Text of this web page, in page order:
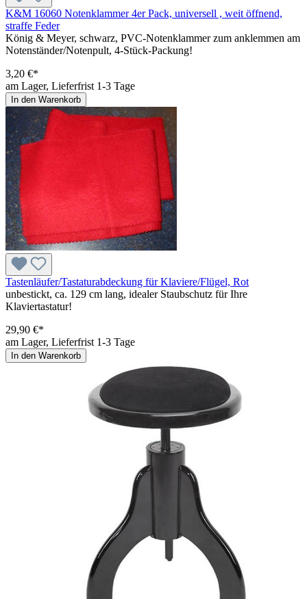
K&M 16060 Notenklammer 4er Pack, universell , weit öffnend,
straffe Feder
König & Meyer, schwarz, PVC-Notenklammer zum anklemmen am
Notenständer/Notenpult, 4-Stück-Packung!
3,20 €*
am Lager, Lieferfrist 1-3 Tage
In den Warenkorb
Tastenläufer/Tastaturabdeckung für Klaviere/Flügel, Rot
unbestickt, ca. 129 cm lang, idealer Staubschutz für Ihre
Klaviertastatur!
29,90 €*
am Lager, Lieferfrist 1-3 Tage
In den Warenkorb